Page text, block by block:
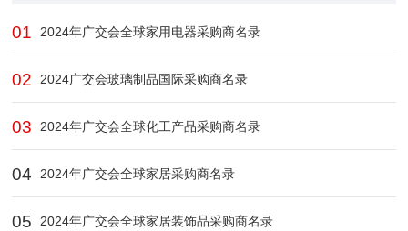
01 2024年广交会全球家用电器采购商名录
02 2024广交会玻璃制品国际采购商名录
03 2024年广交会全球化工产品采购商名录
04 2024年广交会全球家居采购商名录
05 2024年广交会全球家居装饰品采购商名录